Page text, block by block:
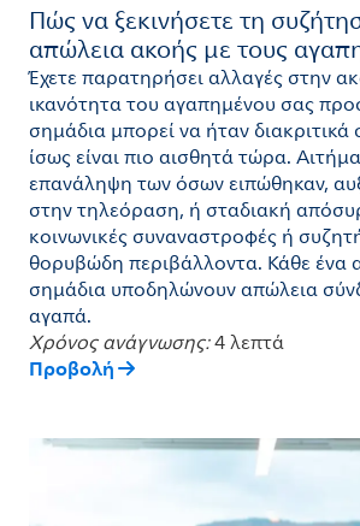
Πώς να ξεκινήσετε τη
απώλεια ακοής με τους
Έχετε παρατηρήσει αλλαγές στην
ικανότητα του αγαπημένου σας
σημάδια μπορεί να ήταν
ίσως είναι πιο αισθητά τώρα.
επανάληψη των όσων ειπώθηκαν,
στην τηλεόραση, ή σταδιακή
κοινωνικές συναναστροφές ή
θορυβώδη περιβάλλοντα. Κάθε ένα
σημάδια υποδηλώνουν απώλεια
αγαπά.
Χρόνος ανάγνωσης:4 λεπτά
Προβολή